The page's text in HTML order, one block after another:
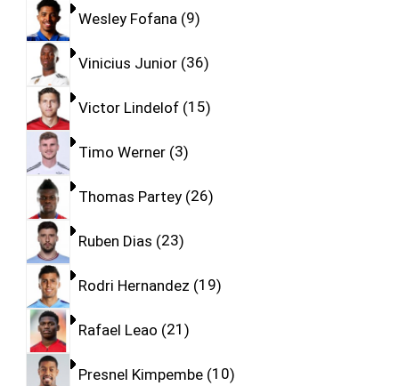
Wesley Fofana 9
Vinicius Junior 36
Victor Lindelof 15
Timo Werner 3
Thomas Partey 26
Ruben Dias 23
Rodri Hernandez 19
Rafael Leao 21
Presnel Kimpembe 10